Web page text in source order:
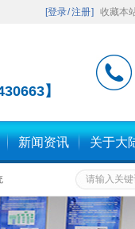
[登录/注册] 收藏本
】
新闻资讯 关于大